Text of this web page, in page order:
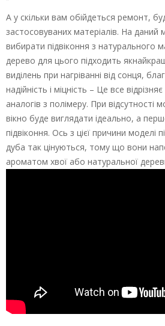
А у скільки вам обійдеться ремонт,
застосовуваних матеріалів. На
вибирати підвіконня з натурального
дерево для цього підходить
виділень при нагріванні від сонця,
надійність і міцність – Це все
аналогів з полімеру. При відсутності
вікно буде виглядати ідеально, а
підвіконня. Ось з цієї причини моделі
дуба так цінуються, тому що вони
ароматом хвої або натуральної